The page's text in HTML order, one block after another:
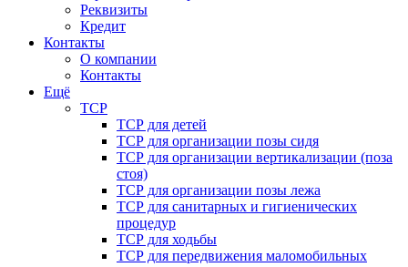
Реквизиты
Кредит
Контакты
О компании
Контакты
Ещё
ТСР
ТСР для детей
ТСР для организации позы сидя
ТСР для организации вертикализации (поза
стоя)
ТСР для организации позы лежа
ТСР для санитарных и гигиенических
процедур
ТСР для ходьбы
ТСР для передвижения маломобильных